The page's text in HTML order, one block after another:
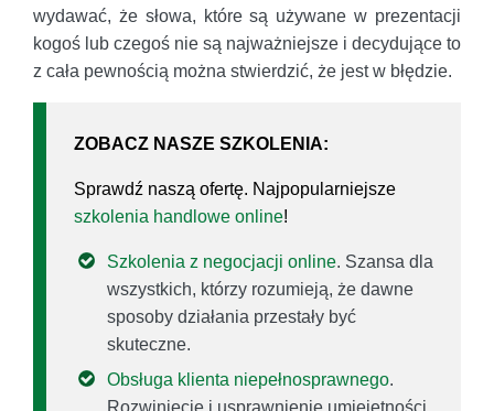
wydawać, że słowa, które są używane w prezentacji
kogoś lub czegoś nie są najważniejsze i decydujące to
z cała pewnością można stwierdzić, że jest w błędzie.
ZOBACZ NASZE SZKOLENIA:
Sprawdź naszą ofertę. Najpopularniejsze
szkolenia handlowe online!
Szkolenia z negocjacji online. Szansa dla
wszystkich, którzy rozumieją, że dawne
sposoby działania przestały być
skuteczne.
Obsługa klienta niepełnosprawnego.
Rozwinięcie i usprawnienie umiejętności